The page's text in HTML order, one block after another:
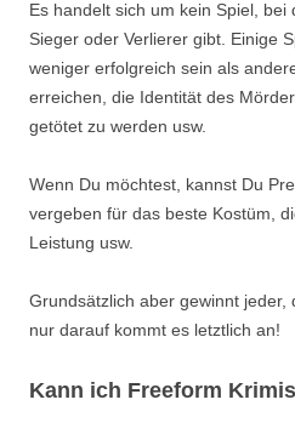
Es handelt sich um kein Spiel, bei
Sieger oder Verlierer gibt. Einige
weniger erfolgreich sein als
erreichen, die Identität des
getötet zu werden usw.
Wenn Du möchtest, kannst Du
vergeben für das beste Kostüm,
Leistung usw.
Grundsätzlich aber gewinnt
nur darauf kommt es letztlich an!
Kann ich Freeform